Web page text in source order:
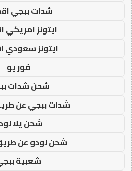
شدات ببجي
ايتونز امريكي
ايتونز سعودي
فور يو
شحن شدات
شدات ببجي عن
شحن يلا
شحن لودو عن
شعبية